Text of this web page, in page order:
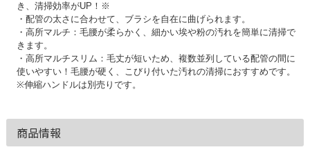
き、清掃効率がUP！※
・配管の太さに合わせて、ブラシを自在に曲げられます。
・高所マルチ：毛腰が柔らかく、細かい埃や粉の汚れを簡単に清掃で
きます。
・高所マルチスリム：毛丈が短いため、複数並列している配管の間に
使いやすい！毛腰が硬く、こびり付いた汚れの清掃におすすめです。
※伸縮ハンドルは別売りです。
商品情報